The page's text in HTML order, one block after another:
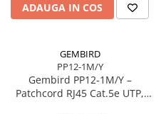
ADAUGA IN COS
GEMBIRD
PP12-1M/Y
Gembird PP12‑1M/Y –
Patchcord RJ45 Cat.5e UTP,